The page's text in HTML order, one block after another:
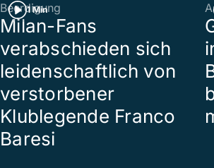
1 Min
Beerdigung
Milan-Fans
verabschieden sich
leidenschaftlich von
verstorbener
Klublegende Franco
Baresi